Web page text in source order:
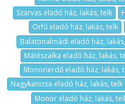
Szarvas eladó ház, lakás, telk
Orfű eladó ház, lakás, telk
Balatonalmádi eladó ház,
Mátészalka eladó ház, lakás,
Monorierdő eladó ház, lakás,
Nagykanizsa eladó ház, lakás, telk
Monor eladó ház, lakás,